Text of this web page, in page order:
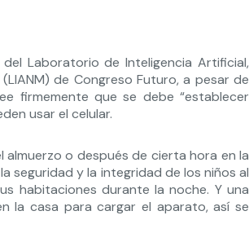
Laboratorio de Inteligencia Artificial,
de Congreso Futuro, a pesar de
firmemente que se debe “establecer
usar el celular.
o después de cierta hora en la
seguridad y la integridad de los niños al
habitaciones durante la noche. Y una
la casa para cargar el aparato, así se